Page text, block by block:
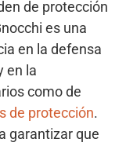
de protección
es una
en la defensa
en la
como de
de protección.
garantizar que